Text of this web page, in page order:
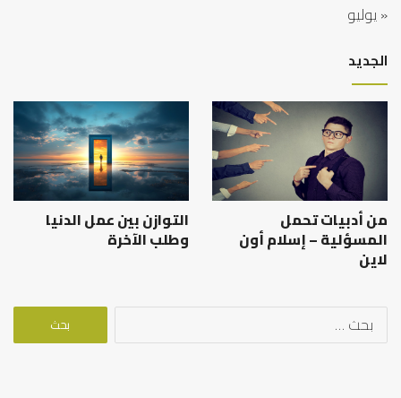
« يوليو
الجديد
من أدبيات تحمل
المسؤلية – إسلام أون
لاين
التوازن بين عمل الدنيا
وطلب الآخرة
البحث